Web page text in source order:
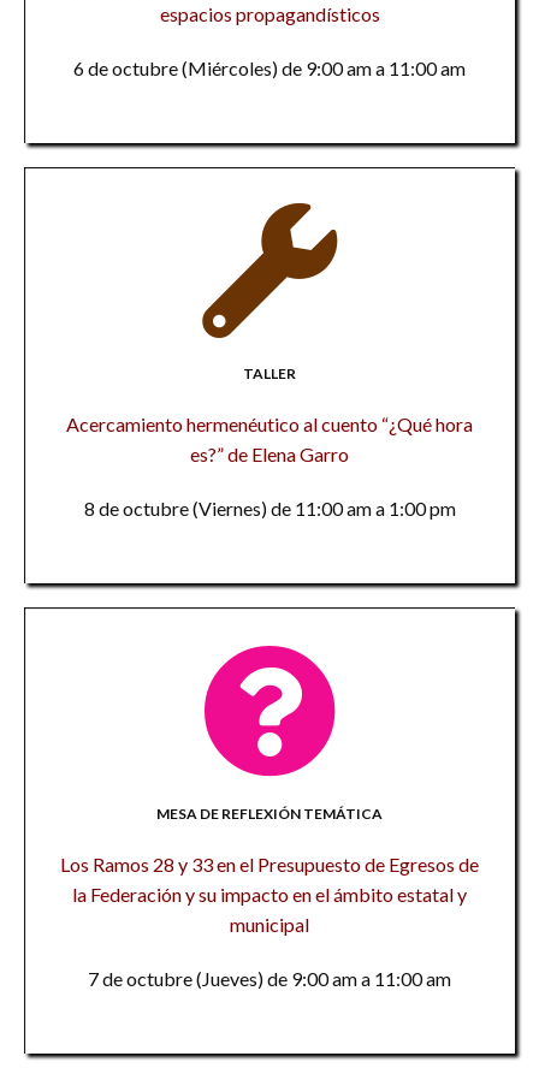
espacios propagandísticos
6 de octubre (Miércoles) de 9:00 am a 11:00 am
TALLER
Acercamiento hermenéutico al cuento “¿Qué hora
es?” de Elena Garro
8 de octubre (Viernes) de 11:00 am a 1:00 pm
MESA DE REFLEXIÓN TEMÁTICA
Los Ramos 28 y 33 en el Presupuesto de Egresos de
la Federación y su impacto en el ámbito estatal y
municipal
7 de octubre (Jueves) de 9:00 am a 11:00 am